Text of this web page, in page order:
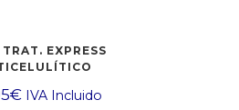
TRAT. EXPRESS
€ IVA Incluido